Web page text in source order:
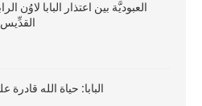
العبوديَّة بين اعتذار البابا لاوُن
البابا: حياة الله قادرة